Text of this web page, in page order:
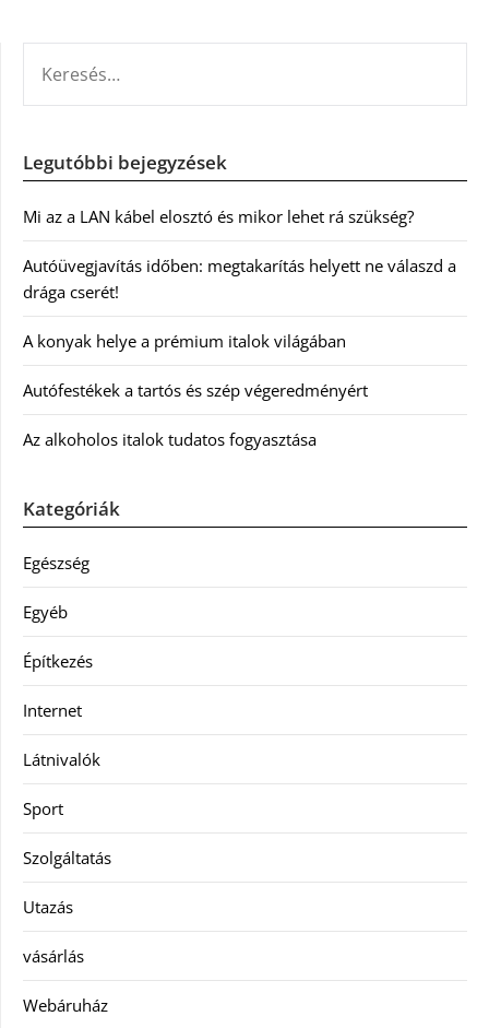
Legutóbbi bejegyzések
Mi az a LAN kábel elosztó és mikor lehet rá szükség?
Autóüvegjavítás időben: megtakarítás helyett ne válaszd a
drága cserét!
A konyak helye a prémium italok világában
Autófestékek a tartós és szép végeredményért
Az alkoholos italok tudatos fogyasztása
Kategóriák
Egészség
Egyéb
Építkezés
Internet
Látnivalók
Sport
Szolgáltatás
Utazás
vásárlás
Webáruház